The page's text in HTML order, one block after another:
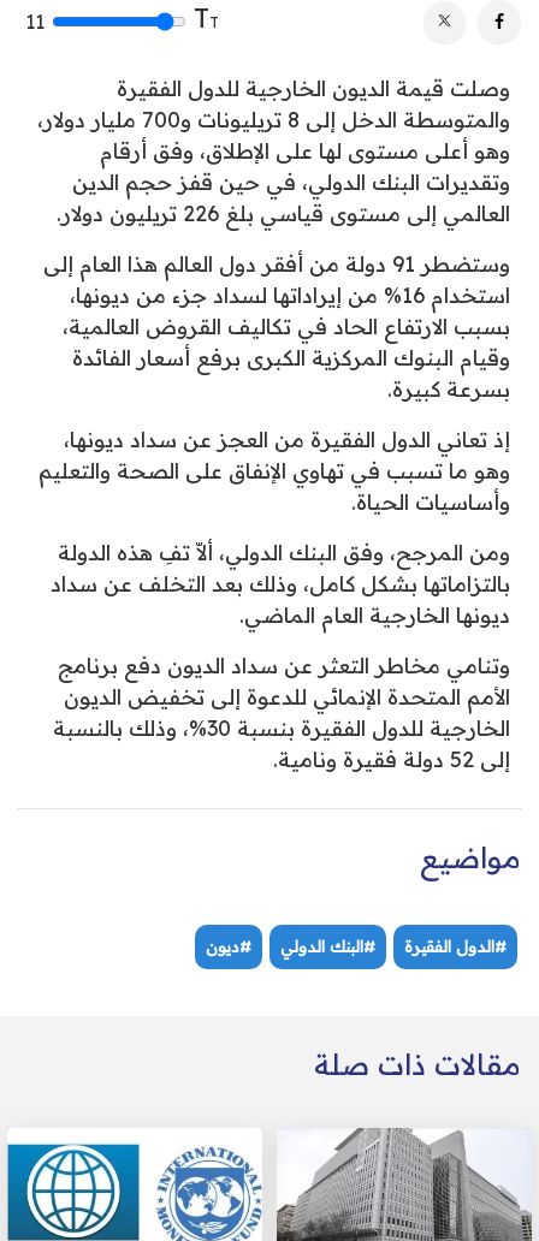
TT
11
وصلت قيمة الديون الخارجية للدول الفقيرة
والمتوسطة الدخل إلى 8 تريليونات و700 مليار دولار،
وهو أعلى مستوى لها على الإطلاق، وفق أرقام
وتقديرات البنك الدولي، في حين قفز حجم الدين
العالمي إلى مستوى قياسي بلغ 226 تريليون دولار.
وستضطر 91 دولة من أفقر دول العالم هذا العام إلى
استخدام 16% من إيراداتها لسداد جزء من ديونها،
بسبب الارتفاع الحاد في تكاليف القروض العالمية،
وقيام البنوك المركزية الكبرى برفع أسعار الفائدة
بسرعة كبيرة.
إذ تعاني الدول الفقيرة من العجز عن سداد ديونها،
وهو ما تسبب في تهاوي الإنفاق على الصحة والتعليم
وأساسيات الحياة.
ومن المرجح، وفق البنك الدولي، ألاّ تفِ هذه الدولة
بالتزاماتها بشكل كامل، وذلك بعد التخلف عن سداد
ديونها الخارجية العام الماضي.
وتنامي مخاطر التعثر عن سداد الديون دفع برنامج
الأمم المتحدة الإنمائي للدعوة إلى تخفيض الديون
الخارجية للدول الفقيرة بنسبة 30%، وذلك بالنسبة
إلى 52 دولة فقيرة ونامية.
مواضيع
#الدول الفقيرة #البنك الدولي #ديون
مقالات ذات صلة